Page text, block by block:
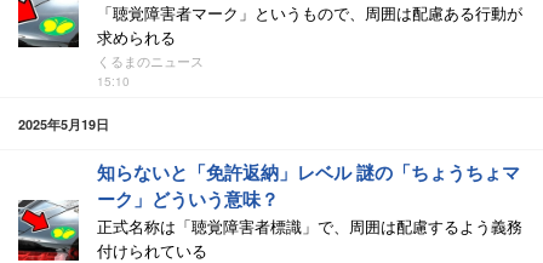
「聴覚障害者マーク」というもので、周囲は配慮ある行動が
求められる
くるまのニュース
15:10
2025年5月19日
知らないと「免許返納」レベル 謎の「ちょうちょマ
ーク」どういう意味？
正式名称は「聴覚障害者標識」で、周囲は配慮するよう義務
付けられている